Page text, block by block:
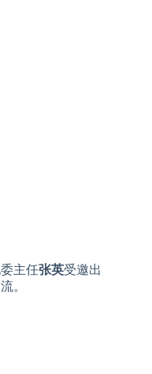
主任张英受邀出
。